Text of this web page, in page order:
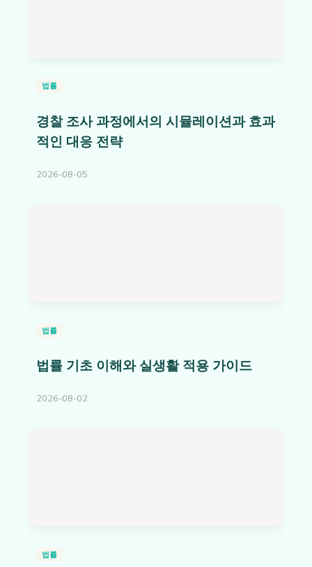
법률
경찰 조사 과정에서의 시뮬레이션과 효과
적인 대응 전략
2026-08-05
법률
법률 기초 이해와 실생활 적용 가이드
2026-08-02
법률